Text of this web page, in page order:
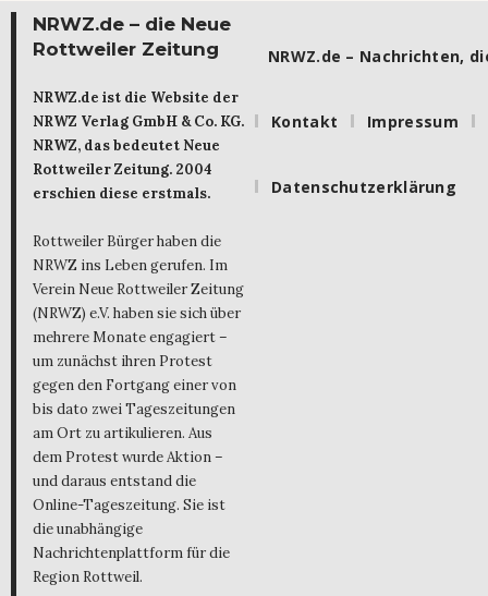
NRWZ.de – die Neue
Rottweiler Zeitung
NRWZ.de ist die Website der
NRWZ Verlag GmbH & Co. KG.
NRWZ, das bedeutet Neue
Rottweiler Zeitung. 2004
erschien diese erstmals.
Rottweiler Bürger haben die
NRWZ ins Leben gerufen. Im
Verein Neue Rottweiler Zeitung
(NRWZ) e.V. haben sie sich über
mehrere Monate engagiert –
um zunächst ihren Protest
gegen den Fortgang einer von
bis dato zwei Tageszeitungen
am Ort zu artikulieren. Aus
dem Protest wurde Aktion –
und daraus entstand die
Online-Tageszeitung. Sie ist
die unabhängige
Nachrichtenplattform für die
Region Rottweil.
NRWZ.de – Nachrichten,
Kontakt Impressum
Datenschutzerklärung